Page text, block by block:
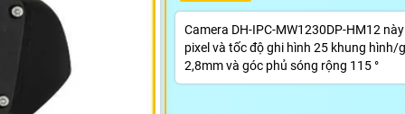
Camera DH-IPC-MW1230DP-HM12
pixel và tốc độ ghi hình 25 khung hình/
2,8mm và góc phủ sóng rộng 115 °